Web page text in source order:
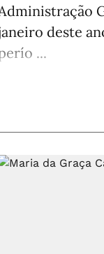
deste
...